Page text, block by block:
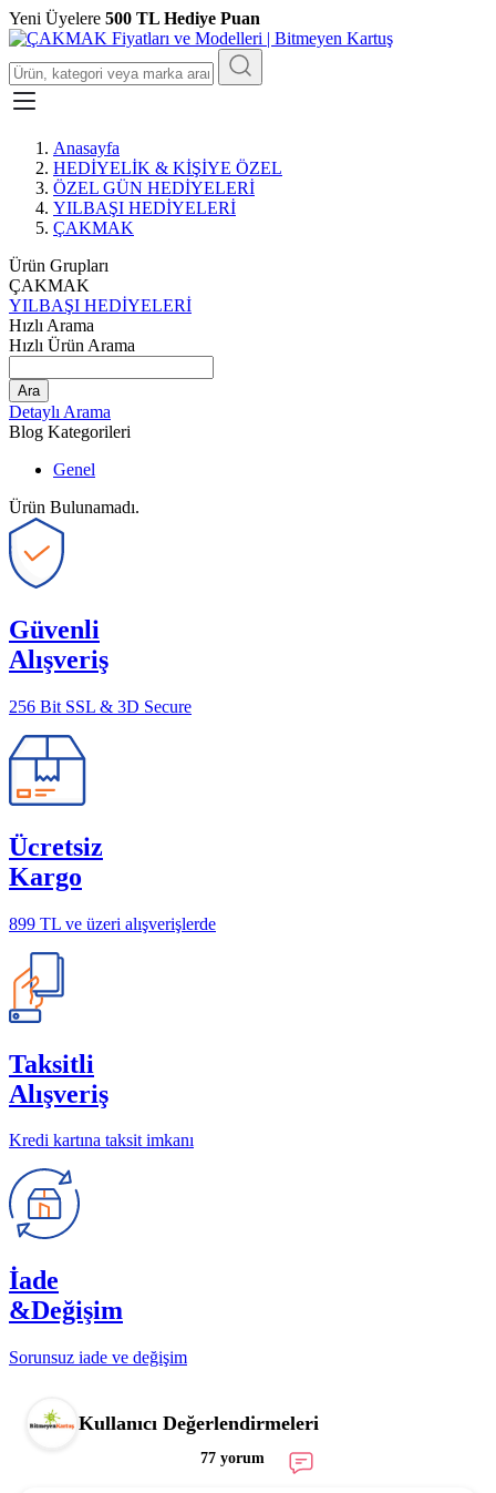
Yeni Üyelere 500 TL Hediye Puan
Anasayfa
HEDİYELİK & KİŞİYE ÖZEL
ÖZEL GÜN HEDİYELERİ
YILBAŞI HEDİYELERİ
ÇAKMAK
Ürün Grupları
ÇAKMAK
YILBAŞI HEDİYELERİ
Hızlı Arama
Hızlı Ürün Arama
Ara
Detaylı Arama
Blog Kategorileri
Genel
Ürün Bulunamadı.
Güvenli
Alışveriş
256 Bit SSL & 3D Secure
Ücretsiz
Kargo
899 TL ve üzeri alışverişlerde
Taksitli
Alışveriş
Kredi kartına taksit imkanı
İade
&Değişim
Sorunsuz iade ve değişim
Kullanıcı Değerlendirmeleri
77 yorum